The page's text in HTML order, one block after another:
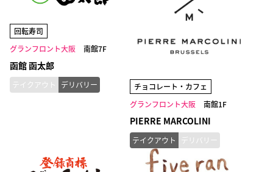
回転寿司
グランフロント大阪
南館7F
函館 函太郎
テイクアウト デリバリー
チョコレート・カフェ
グランフロント大阪
南館1F
PIERRE MARCOLINI
テイクアウト デリバリー